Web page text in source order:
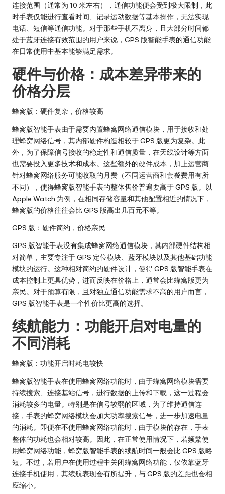
连接范围（通常为 10 米左右），通信功能便会受到极大限制，此
时手表仅能进行查看时间、记录运动数据等基本操作，无法实现
电话、短信等通信功能。对于那些手机不离身，且大部分时间都
处于蓝牙连接有效范围的用户来说，GPS 版智能手表的通信功能
在日常使用中基本能够满足需求。
硬件与价格：成本差异带来的
价格分层
蜂窝版：硬件复杂，价格较高
蜂窝版智能手表由于需要内置蜂窝网络通信模块，用于接收和处
理蜂窝网络信号，其内部硬件构造相较于 GPS 版更为复杂。此
外，为了保障信号接收的稳定性和通信质量，在天线设计等方面
也需要投入更多技术和成本。这些额外的硬件成本，加上运营商
针对蜂窝网络服务可能收取的月费（不同运营商和套餐费用有所
不同），使得蜂窝版智能手表的整体售价普遍要高于 GPS 版。以
Apple Watch 为例，在相同存储容量和其他配置相近的情况下，
蜂窝版的价格往往会比 GPS 版高出几百元不等。
GPS 版：硬件简约，价格亲民
GPS 版智能手表没有集成蜂窝网络通信模块，其内部硬件结构相
对简单，主要专注于 GPS 定位模块、蓝牙模块以及其他基础功能
模块的运行。这种相对简约的硬件设计，使得 GPS 版智能手表在
成本控制上更具优势，进而反映在价格上，通常会比蜂窝版更为
亲民。对于预算有限，且对独立通信功能需求不高的用户而言，
GPS 版智能手表是一个性价比更高的选择。
续航能力：功能开启对电量的
不同消耗
蜂窝版：功能开启时耗电较快
蜂窝版智能手表在使用蜂窝网络功能时，由于蜂窝网络模块需要
持续搜索、连接基站信号，进行数据的上传和下载，这一过程会
消耗较多的电量。特别是在信号较弱的区域，为了维持通信连
接，手表的蜂窝网络模块会加大功率搜索信号，进一步加速电量
的消耗。即便在不使用蜂窝网络功能时，由于模块的存在，手表
整体的功耗也会相对较高。因此，在正常使用情况下，若频繁使
用蜂窝网络功能，蜂窝版智能手表的续航时间一般会比 GPS 版略
短。不过，若用户在使用过程中关闭蜂窝网络功能，仅依靠蓝牙
连接手机使用，其续航表现会有所提升，与 GPS 版的差距也会相
应缩小。